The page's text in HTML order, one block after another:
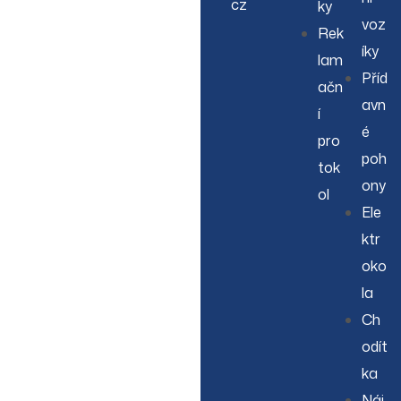
cz
ky
Rek
lam
ačn
í
pro
tok
ol
voz
íky
Příd
avn
é
poh
ony
Ele
ktr
oko
la
Ch
odít
ka